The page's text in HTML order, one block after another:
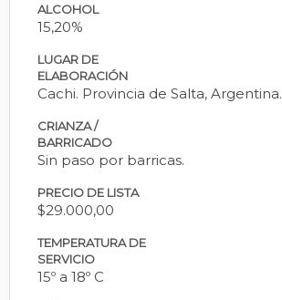
ALCOHOL
15,20%
LUGAR DE
ELABORACIÓN
Cachi. Provincia de Salta, Argentina.
CRIANZA /
BARRICADO
Sin paso por barricas.
PRECIO DE LISTA
$29.000,00
TEMPERATURA DE
SERVICIO
15º a 18º C